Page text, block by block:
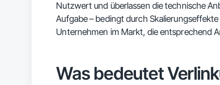
Nutzwert und überlassen die technische
Aufgabe – bedingt durch
Unternehmen im Markt, die entsprechend
Was bedeutet